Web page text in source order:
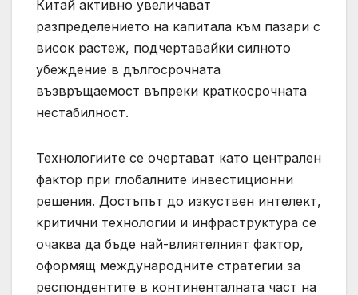
Китай активно увеличават
разпределението на капитала към пазари с
висок растеж, подчертавайки силното
убеждение в дългосрочната
възвръщаемост въпреки краткосрочната
нестабилност.
Технологиите се очертават като централен
фактор при глобалните инвестиционни
решения. Достъпът до изкуствен интелект,
критични технологии и инфраструктура се
очаква да бъде най-влиятелният фактор,
оформящ международните стратегии за
респондентите в континенталната част на